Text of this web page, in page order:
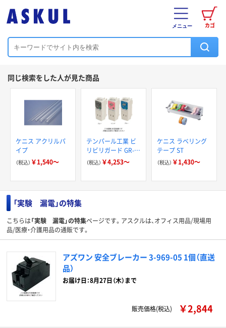
カゴ
メニュー
同じ検索をした人が見た商品
ケニス アクリルパ
イプ
（税込） ￥1,540～
テンパール工業 ビ
リビリガード GR-
XB 15A 15MA
（税込） ￥4,253～
ケニス ラベリング
テープ ST
（税込） ￥1,430～
「実験 漏電」の特集
こちらは「実験 漏電」の特集ページです。アスクルは、オフィス用品/現場用
品/医療・介護用品の通販です。
アズワン 安全ブレーカー 3-969-05 1個（直送
品）
お届け日：8月27日（木）まで
販売価格(税込) ￥2,844